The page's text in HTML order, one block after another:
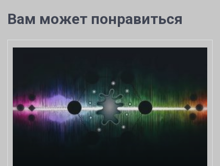
Вам может понравиться